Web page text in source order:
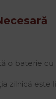
o baterie
zilnică este